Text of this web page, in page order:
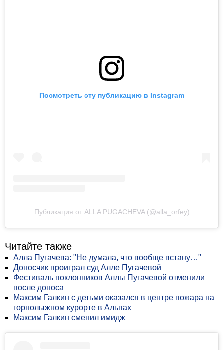
Посмотреть эту публикацию в Instagram
Публикация от ALLA PUGACHEVA (@alla_orfey)
Читайте также
Алла Пугачева: "Не думала, что вообще встану…"
Доносчик проиграл суд Алле Пугачевой
Фестиваль поклонников Аллы Пугачевой отменили
после доноса
Максим Галкин с детьми оказался в центре пожара на
горнолыжном курорте в Альпах
Максим Галкин сменил имидж